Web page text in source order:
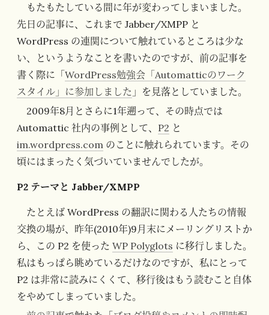
もたもたしている間に年が変わってしまいました。
先日の記事に、これまで Jabber/XMPP と
WordPress の連関について触れているところは少な
い、というようなことを書いたのですが、前の記事を
書く際に「WordPress勉強会「Automatticのワーク
スタイル」に参加しました 」を見落としていました。
2009年8月とさらに1年遡って、その時点では
Automattic 社内の事例として、 P2 と
im.wordpress.com のことに触れられています。その
頃にはまったく気づいていませんでしたが。
P2 テーマと Jabber/XMPP
たとえば WordPress の翻訳に関わる人たちの情報
交換の場が、昨年(2010年)9月末にメーリングリストか
ら、この P2 を使った WP Polyglots に移行しました。
私はもっぱら眺めているだけなのですが、私にとって
P2 は非常に読みにくくて、移行後はもう読むこと自体
をやめてしまっていました。